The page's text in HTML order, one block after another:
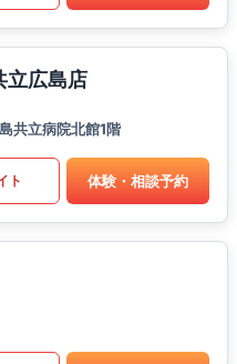
立広島店
共立病院北館1階
ト 体験・相談予約